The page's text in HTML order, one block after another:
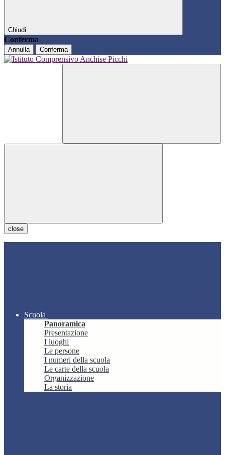
Chiudi
Conferma
Annulla Conferma
close
Scuola
Panoramica
Presentazione
I luoghi
Le persone
I numeri della scuola
Le carte della scuola
Organizzazione
La storia